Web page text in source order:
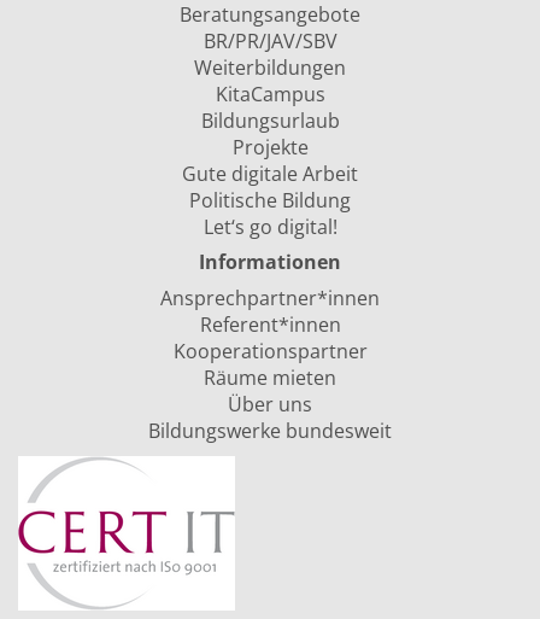
Beratungsangebote
BR/PR/JAV/SBV
Weiterbildungen
KitaCampus
Bildungsurlaub
Projekte
Gute digitale Arbeit
Politische Bildung
Let‘s go digital!
Informationen
Ansprechpartner*innen
Referent*innen
Kooperationspartner
Räume mieten
Über uns
Bildungswerke bundesweit